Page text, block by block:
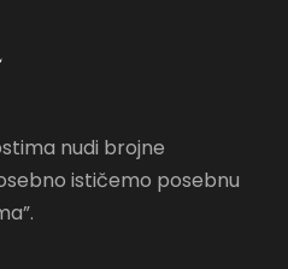
nudi brojne
ističemo posebnu